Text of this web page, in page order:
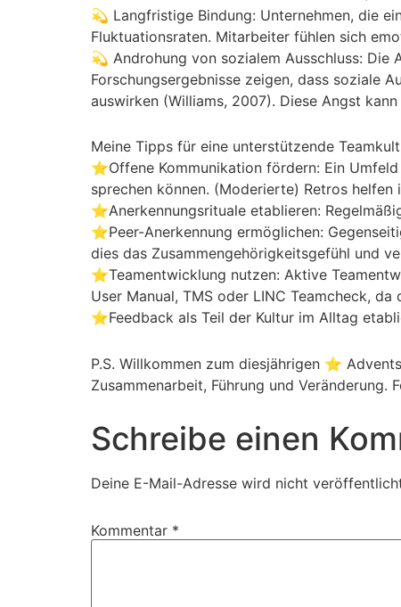
💫 Langfristige Bindung: Unternehmen, die
Fluktuationsraten. Mitarbeiter fühlen sich
💫 Androhung von sozialem Ausschluss: Die
Forschungsergebnisse zeigen, dass soziale
auswirken (Williams, 2007). Diese Angst
Meine Tipps für eine unterstützende
⭐Offene Kommunikation fördern: Ein
sprechen können. (Moderierte) Retros helfen
⭐Anerkennungsrituale etablieren:
⭐Peer-Anerkennung ermöglichen:
dies das Zusammengehörigkeitsgefühl und
⭐Teamentwicklung nutzen: Aktive
User Manual, TMS oder LINC Teamcheck,
⭐Feedback als Teil der Kultur im Alltag
P.S. Willkommen zum diesjährigen ⭐
Zusammenarbeit, Führung und
Schreibe einen
Deine E-Mail-Adresse wird nicht
Kommentar *